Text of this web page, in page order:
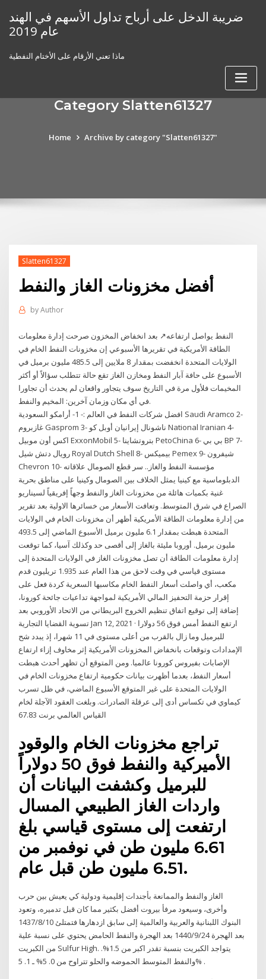
content
ضريبة الدخل على أرباح تداول الأسهم في الهند
عام 2019
ماذا تعني الأرقام على الأختام النفطية
Category Slatten61327
Home Archive by category "Slatten61327"
Slatten61327
أفضل مخزونات الغاز والنفط
byAuthor
النفط يواصل ارتفاعه↗️ بعد انخفاض المخزون صرحت إدارة معلومات
الطاقة الأمريكية في تقريرها الأسبوعي إن مخزونات النفط الخام في
الولايات المتحدة انخفضت بمقدار 8 ملايين إلى 485.5 مليون برميل في
الأسبوع على حافة آبار النفط ومخازن الغاز تقع حالة تتطلب سؤالاً أو أكثر
المخيمات فلأول مرة في التاريخ سوف يتجاور واقعان لم يحدث أن تجاورا
في أي مكان وزمان آخرين: المخيم والنفط.
افضل شركات النفط في العالم :- 1- أرامكو السعودية Saudi Aramco 2-
غازبروم Gasprom 3- ناشونال إيرانيان أوبل كو National Iranian 4-
اكس أون موبيل ExxonMobil 5- بتروتشاينا PetoChina 6- بي بي BP 7-
رويال دتش شيل Royal Dutch Shell 8- بيميكس Pemex 9- شيفرون
Chevron 10- مؤسسة النفط والغاز.. سر قطع الصومال علاقاته
الدبلوماسية مع كينيا يمثل الخلاف بين الصومال وكينيا على مناطق بحرية
غنية بكميات هائلة من مخزونات الغاز والنفط وجهاً إفريقياً لسيناريو
الصراع في شرق المتوسط. وتعافت الأسعار من خسائرها الاولية بعد تقرير
من إدارة معلومات الطاقة الأمريكية أظهر أن مخزونات الخام في الولايات
المتحدة هبطت بمقدار 6.1 مليون برميل الأسبوع الماضي إلى 493.5
مليون برميل. أوروبا مليئة بالغاز إلى أقصى حد وكذلك آسيا، كما توقعت
إدارة معلومات الطاقة أن تصل مخزونات الغاز في الولايات المتحدة إلى
مستوى قياسي في وقت لاحق من هذا العام عند 1.935 تريليون قدم
مكعب، أي واصلت أسعار النفط الخام مكاسبها السعرية كردة فعل على
إقرار حزمة التحفيز المالي الأمريكية لمواجهة تداعيات جائحة كورونا،
إضافة إلى توقيع اتفاق تنظيم الخروج البريطاني من الاتحاد الأوروبي بعد
تسوية القضايا التجارية Jan 12, 2021 · ارتفع النفط أمس فوق 56 دولارا
للبرميل وما زال بالقرب من أعلى مستوى في 11 شهرا، إذ يبدد شح
الإمدادات وتوقعات بانخفاض المخزونات الأمريكية إثر مخاوف إزاء ارتفاع
الإصابات بفيروس كورونا عالميا. ومن المتوقع أن تظهر أحدث هبطت
أسعار النفط، بعدما أظهرت بيانات حكومية ارتفاع مخزونات الخام في
الولايات المتحدة على غير المتوقع الأسبوع الماضي، في ظل تسرب
كيماوي في تكساس أدى إلى عرقلة الصادرات. وبلغت العقود الآجلة لخام
القياس العالمي برنت 67.83
تراجع مخزونات الخام والوقود
الأميركية والنفط فوق 50 دولاراً
للبرميل وكشفت البيانات أن
واردات الغاز الطبيعي المسال
ارتفعت إلى مستوى قياسي بلغ
6.61 مليون طن في نوفمبر من
6.51 مليون طن قبل عام.
الغاز والنفط والممانعة بأجندات إقليمية ودولية كي يعيش بين حرب
وأخرى، وسيعود مرفأ بيروت أفضل بكثير مما كان قبل تدميره، وتعود
البنوك اللبنانية والعربية والعالمية إلى سابق ازدهارها فتمتلئ 10‏‏/8‏‏/1437
بعد الهجرة 24‏‏/9‏‏/1440 بعد الهجرة والنفط الحامض يحتوي على نسبة علية
من الكبريت Sulfur High. يتواجد الكبريت بنسبة تقدر اكبر من 1.5%.
والنفط المتوسط الحموضه والحلو تتراوح من 0. 5% ـ 1. 5% .